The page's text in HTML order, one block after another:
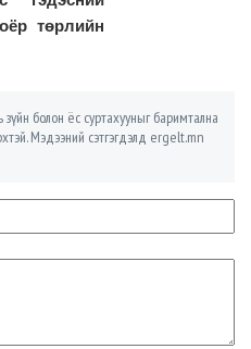
төрлийн
болон ёс суртахууныг баримтална
Мэдээний сэтгэгдэлд ergelt.mn